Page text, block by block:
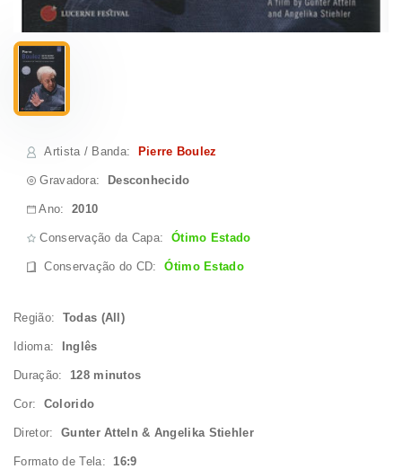
Artista / Banda: Pierre Boulez
Gravadora: Desconhecido
Ano:2010
Conservação da Capa: Ótimo Estado
Conservação do CD:Ótimo Estado
Região: Todas (All)
Idioma: Inglês
Duração: 128 minutos
Cor: Colorido
Diretor: Gunter Atteln & Angelika Stiehler
Formato de Tela: 16:9